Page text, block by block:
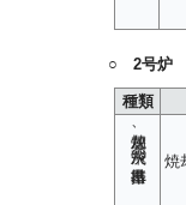
○ 2号炉
種類
焼却灰、飛灰の排出基準
焼